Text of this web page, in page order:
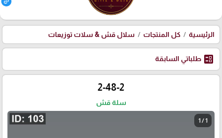
الرئيسية كل المنتجات سلال قش & سلات توزيعات
ballot طلباتي السابقة
2-48-2
سلة قش
1 / 1